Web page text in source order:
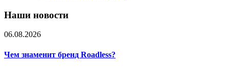
Наши новости
06.08.2026
Чем знаменит бренд Roadless?